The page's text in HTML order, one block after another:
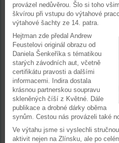
provázel nedůvěrou. Šlo si toho
škvírou při vstupu do výtahové
výtahové šachty ze 14. patra.
Hejtman zde předal Andrew
Feustelovi originál obrazu od
Daniela Šenkeříka s tématikou
starých závodních aut, včetně
certifikátu pravosti a dalšími
informacemi. Indira dostala
krásnou partnerskou soupravu
skleněných číší z Květné. Dále
publikace a drobné dárky oběma
synům. Cestou nás provázeli také
Ve výtahu jsme si vyslechli
aktivit nejen na Zlínsku, ale po